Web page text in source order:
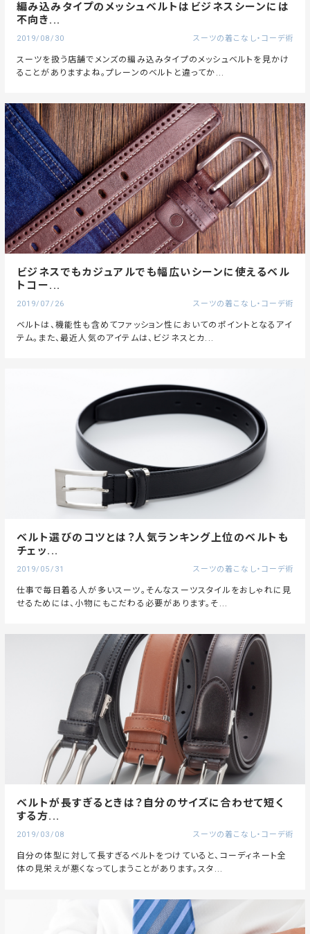
編み込みタイプのメッシュベルトはビジネスシーンには
不向き...
2019/08/30 スーツの着こなし・コーデ術
スーツを扱う店舗でメンズの編み込みタイプのメッシュベルトを見かけ
ることがありますよね。プレーンのベルトと違ってか...
ビジネスでもカジュアルでも幅広いシーンに使えるベル
トコー...
2019/07/26 スーツの着こなし・コーデ術
ベルトは、機能性も含めてファッション性においてのポイントとなるアイ
テム。また、最近人気のアイテムは、ビジネスとカ...
ベルト選びのコツとは？人気ランキング上位のベルトも
チェッ...
2019/05/31 スーツの着こなし・コーデ術
仕事で毎日着る人が多いスーツ。そんなスーツスタイルをおしゃれに見
せるためには、小物にもこだわる必要があります。そ...
ベルトが長すぎるときは？自分のサイズに合わせて短く
する方...
2019/03/08 スーツの着こなし・コーデ術
自分の体型に対して長すぎるベルトをつけていると、コーディネート全
体の見栄えが悪くなってしまうことがあります。スタ...